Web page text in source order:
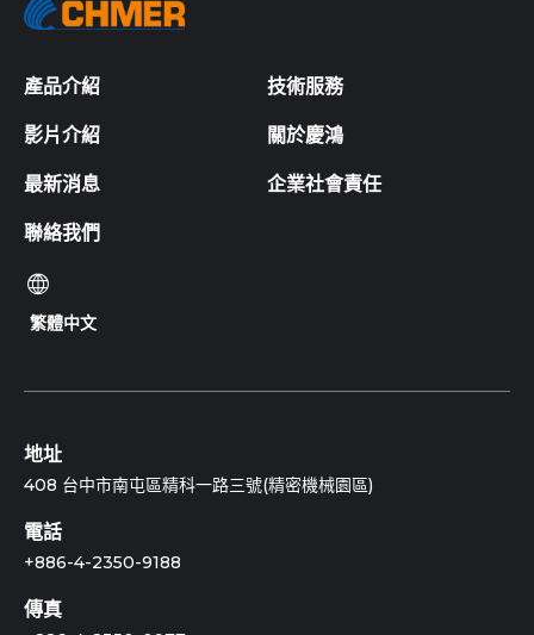
產品介紹 技術服務
影片介紹 關於慶鴻
最新消息 企業社會責任
聯絡我們
繁體中文
地址
408 台中市南屯區精科一路三號(精密機械園區)
電話
+886-4-2350-9188
傳真